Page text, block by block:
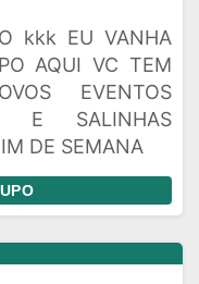
Status
Videos
kkk EU VANHA
AQUI VC TEM
EVENTOS
E SALINHAS
DE SEMANA